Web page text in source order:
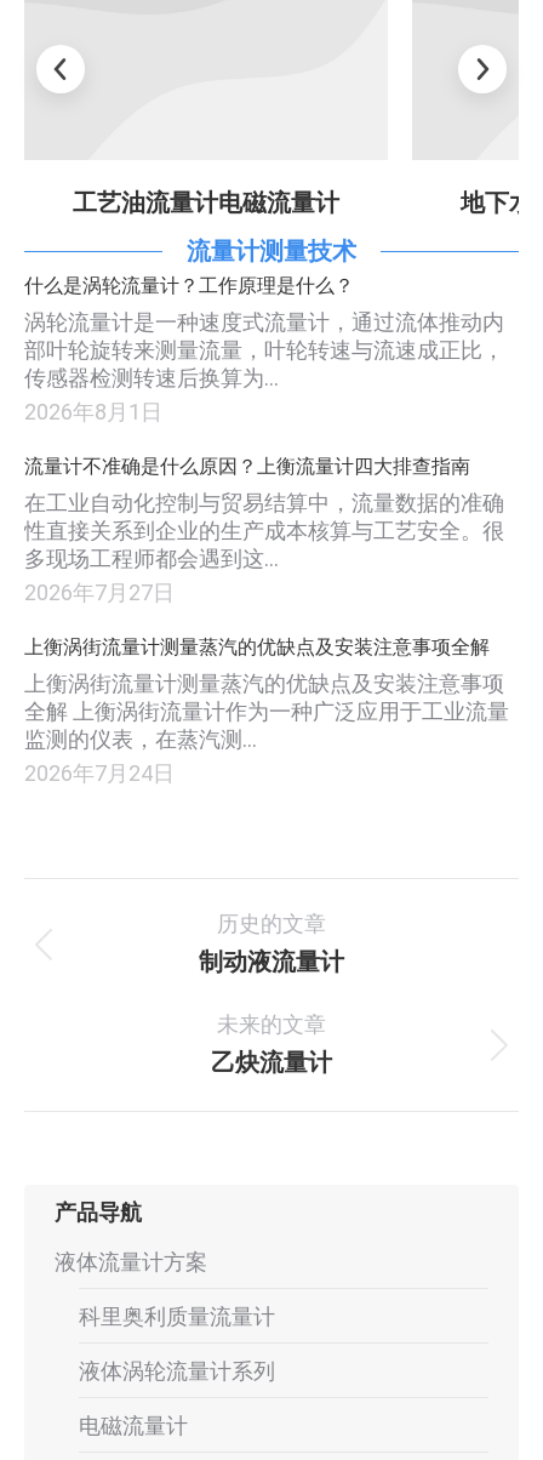
工艺油流量计电磁流量计
地下水
流量计测量技术
什么是涡轮流量计？工作原理是什么？
涡轮流量计是一种速度式流量计，通过流体推动内
部叶轮旋转来测量流量，叶轮转速与流速成正比，
传感器检测转速后换算为…
2026年8月1日
流量计不准确是什么原因？上衡流量计四大排查指南
在工业自动化控制与贸易结算中，流量数据的准确
性直接关系到企业的生产成本核算与工艺安全。很
多现场工程师都会遇到这…
2026年7月27日
上衡涡街流量计测量蒸汽的优缺点及安装注意事项全解
上衡涡街流量计测量蒸汽的优缺点及安装注意事项
全解 上衡涡街流量计作为一种广泛应用于工业流量
监测的仪表，在蒸汽测…
2026年7月24日
目
历史的文章
上
个
项
制动液流量计
未来的文章
下
乙炔流量计
产品导航
液体流量计方案
科里奥利质量流量计
液体涡轮流量计系列
电磁流量计